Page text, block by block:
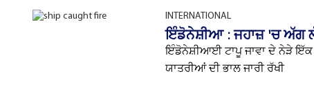
INTERNATIONAL
ਇੰਡੋਨੇਸ਼ੀਆ : ਜਹਾਜ਼ 'ਚ ਅੱਗ
ਇੰਡੋਨੇਸ਼ੀਆਈ ਟਾਪੂ ਜਾਵਾ ਦੇ ਨੇੜੇ ਇੱਕ
ਯਾਤਰੀਆਂ ਦੀ ਭਾਲ ਜਾਰੀ ਰੱਖੀ